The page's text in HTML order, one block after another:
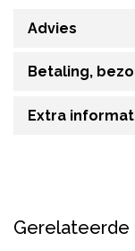
Advies
Betaling,
Extra
Gerelateerde